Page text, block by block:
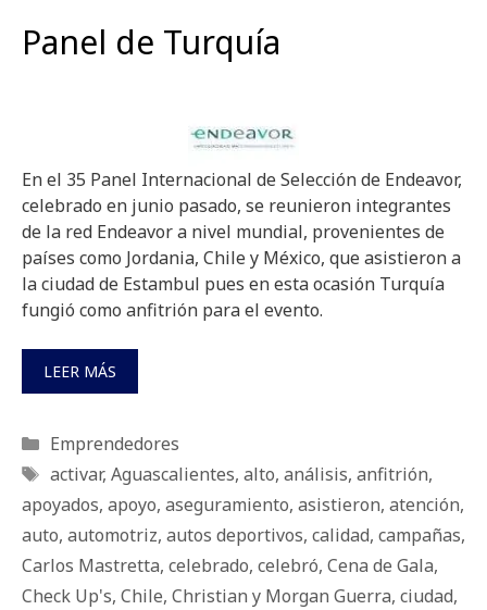
Panel de Turquía
En el 35 Panel Internacional de Selección de Endeavor,
celebrado en junio pasado, se reunieron integrantes
de la red Endeavor a nivel mundial, provenientes de
países como Jordania, Chile y México, que asistieron a
la ciudad de Estambul pues en esta ocasión Turquía
fungió como anfitrión para el evento.
LEER MÁS
Categorías
Emprendedores
Etiquetas
activar, Aguascalientes, alto, análisis, anfitrión,
apoyados, apoyo, aseguramiento, asistieron, atención,
auto, automotriz, autos deportivos, calidad, campañas,
Carlos Mastretta, celebrado, celebró, Cena de Gala,
Check Up's, Chile, Christian y Morgan Guerra, ciudad,